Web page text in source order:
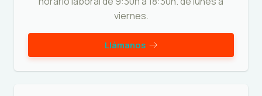
viernes.
Llámanos